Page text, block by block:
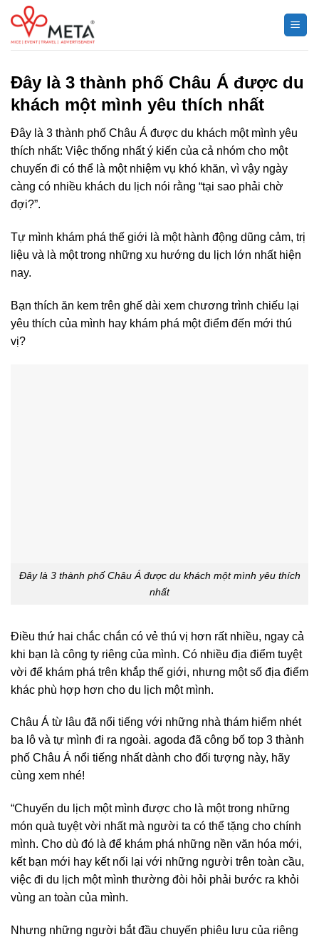
Chuyển
đến
nội
Đây là 3 thành phố Châu Á được du
khách một mình yêu thích nhất
Đây là 3 thành phố Châu Á được du khách một mình yêu
thích nhất: Việc thống nhất ý kiến của cả nhóm cho một
chuyến đi có thể là một nhiệm vụ khó khăn, vì vậy ngày
càng có nhiều khách du lịch nói rằng “tại sao phải chờ
đợi?”.
Tự mình khám phá thế giới là một hành động dũng cảm, trị
liệu và là một trong những xu hướng du lịch lớn nhất hiện
nay.
Bạn thích ăn kem trên ghế dài xem chương trình chiếu lại
yêu thích của mình hay khám phá một điểm đến mới thú
vị?
Đây là 3 thành phố Châu Á được du khách một mình yêu thích
nhất
Điều thứ hai chắc chắn có vẻ thú vị hơn rất nhiều, ngay cả
khi bạn là công ty riêng của mình. Có nhiều địa điểm tuyệt
vời để khám phá trên khắp thế giới, nhưng một số địa điểm
khác phù hợp hơn cho du lịch một mình.
Châu Á từ lâu đã nổi tiếng với những nhà thám hiểm nhét
ba lô và tự mình đi ra ngoài. agoda đã công bố top 3 thành
phố Châu Á nổi tiếng nhất dành cho đối tượng này, hãy
cùng xem nhé!
“Chuyến du lịch một mình được cho là một trong những
món quà tuyệt vời nhất mà người ta có thể tặng cho chính
mình. Cho dù đó là để khám phá những nền văn hóa mới,
kết bạn mới hay kết nối lại với những người trên toàn cầu,
việc đi du lịch một mình thường đòi hỏi phải bước ra khỏi
vùng an toàn của mình.
Nhưng những người bắt đầu chuyến phiêu lưu của riêng